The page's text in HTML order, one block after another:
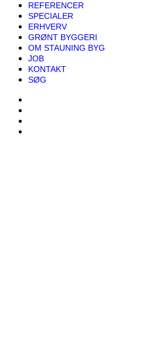
REFERENCER
SPECIALER
ERHVERV
GRØNT BYGGERI
OM STAUNING BYG
JOB
KONTAKT
SØG